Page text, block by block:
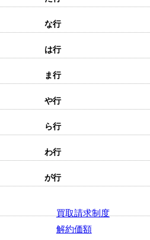
買取請求制度
解約価額
な行
は行
ま行
や行
ら行
わ行
が行